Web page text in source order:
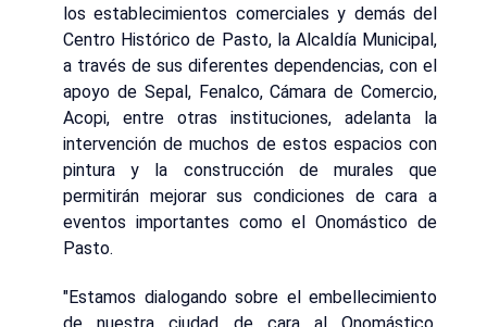
los establecimientos comerciales y demás del
Centro Histórico de Pasto, la Alcaldía Municipal,
a través de sus diferentes dependencias, con el
apoyo de Sepal, Fenalco, Cámara de Comercio,
Acopi, entre otras instituciones, adelanta la
intervención de muchos de estos espacios con
pintura y la construcción de murales que
permitirán mejorar sus condiciones de cara a
eventos importantes como el Onomástico de
Pasto.
"Estamos dialogando sobre el embellecimiento